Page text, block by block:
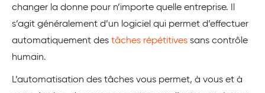
changer la donne pour n’importe quelle entreprise. Il
s’agit généralement d’un logiciel qui permet d’effectuer
automatiquement des tâches répétitives sans contrôle
humain.
L’automatisation des tâches vous permet, à vous et à